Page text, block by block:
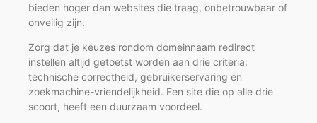
bieden hoger dan websites die traag, onbetrouwbaar of
onveilig zijn.
Zorg dat je keuzes rondom domeinnaam redirect
instellen altijd getoetst worden aan drie criteria:
technische correctheid, gebruikerservaring en
zoekmachine-vriendelijkheid. Een site die op alle drie
scoort, heeft een duurzaam voordeel.